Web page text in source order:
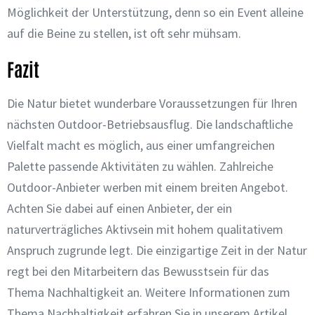
Möglichkeit der Unterstützung, denn so ein Event alleine
auf die Beine zu stellen, ist oft sehr mühsam.
Fazit
Die Natur bietet wunderbare Voraussetzungen für Ihren
nächsten Outdoor-Betriebsausflug. Die landschaftliche
Vielfalt macht es möglich, aus einer umfangreichen
Palette passende Aktivitäten zu wählen. Zahlreiche
Outdoor-Anbieter werben mit einem breiten Angebot.
Achten Sie dabei auf einen Anbieter, der ein
naturverträgliches Aktivsein mit hohem qualitativem
Anspruch zugrunde legt. Die einzigartige Zeit in der Natur
regt bei den Mitarbeitern das Bewusstsein für das
Thema Nachhaltigkeit an. Weitere Informationen zum